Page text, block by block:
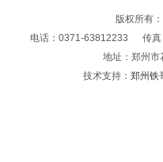
版权所有
电话：0371-63812233 传
地址：郑州
技术支持： 郑州铁